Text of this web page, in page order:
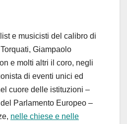
e musicisti del calibro di
Giampaolo
e molti altri il coro, negli
di eventi unici ed
cuore delle istituzioni –
Parlamento Europeo –
nelle chiese e nelle